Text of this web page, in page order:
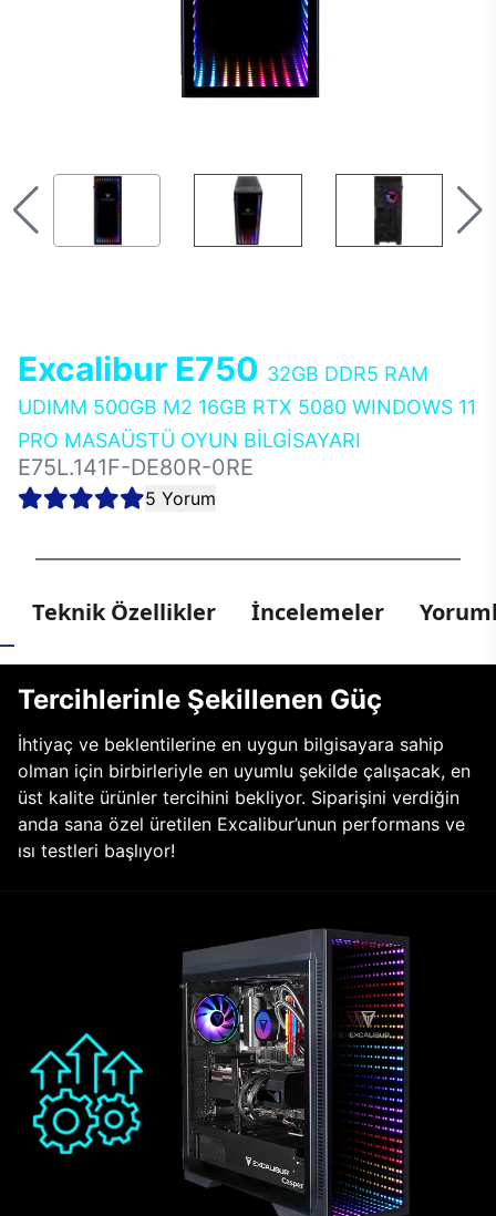
Excalibur E750 32GB DDR5 RAM
UDIMM 500GB M2 16GB RTX 5080 WINDOWS 11
PRO MASAÜSTÜ OYUN BİLGİSAYARI
E75L.141F-DE80R-0RE
5 Yorum
Teknik Özellikler İncelemeler
Tercihlerinle Şekillenen Güç
İhtiyaç ve beklentilerine en uygun bilgisayara sahip
olman için birbirleriyle en uyumlu şekilde çalışacak, en
üst kalite ürünler tercihini bekliyor. Siparişini verdiğin
anda sana özel üretilen Excalibur’unun performans ve
ısı testleri başlıyor!